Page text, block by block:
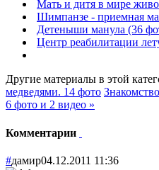
Мать и дитя в мире
Шимпанзе - приемная
Детеныши манула (36
Центр реабилитации
Другие материалы в этой
медведями. 14 фото
6 фото и 2 видео »
Комментарии
#дамир04.12.2011 11:36